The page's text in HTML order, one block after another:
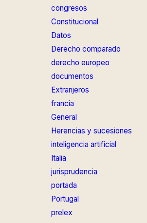
congresos
Constitucional
Datos
Derecho comparado
derecho europeo
documentos
Extranjeros
francia
General
Herencias y sucesiones
inteligencia artificial
Italia
jurisprudencia
portada
Portugal
prelex